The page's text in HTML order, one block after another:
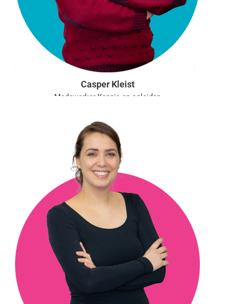
Casper Kleist
Medewerker Kennis en opleiden
c.kleist@vgct.nl
0302543054